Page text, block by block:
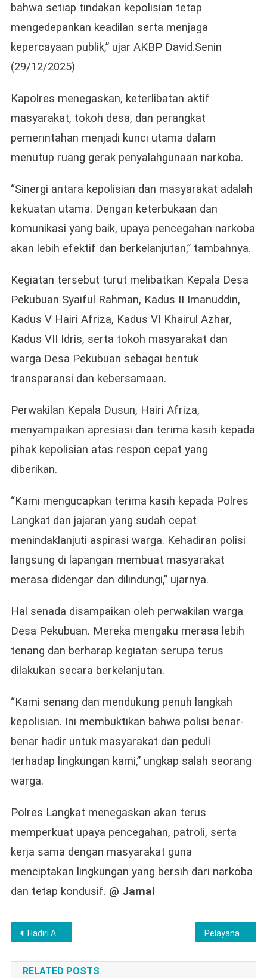
bahwa setiap tindakan kepolisian tetap
mengedepankan keadilan serta menjaga
kepercayaan publik,” ujar AKBP David.Senin
(29/12/2025)
Kapolres menegaskan, keterlibatan aktif
masyarakat, tokoh desa, dan perangkat
pemerintahan menjadi kunci utama dalam
menutup ruang gerak penyalahgunaan narkoba.
“Sinergi antara kepolisian dan masyarakat adalah
kekuatan utama. Dengan keterbukaan dan
komunikasi yang baik, upaya pencegahan narkoba
akan lebih efektif dan berkelanjutan,” tambahnya.
Kegiatan tersebut turut melibatkan Kepala Desa
Pekubuan Syaiful Rahman, Kadus II Imanuddin,
Kadus V Hairi Afriza, Kadus VI Khairul Azhar,
Kadus VII Idris, serta tokoh masyarakat dan
warga Desa Pekubuan sebagai bentuk
transparansi dan kebersamaan.
Perwakilan Kepala Dusun, Hairi Afriza,
menyampaikan apresiasi dan terima kasih kepada
pihak kepolisian atas respon cepat yang
diberikan.
“Kami mengucapkan terima kasih kepada Polres
Langkat dan jajaran yang sudah cepat
menindaklanjuti aspirasi warga. Kehadiran polisi
langsung di lapangan membuat masyarakat
merasa didengar dan dilindungi,” ujarnya.
Hal senada disampaikan oleh perwakilan warga
Desa Pekubuan. Mereka mengaku merasa lebih
tenang dan berharap kegiatan serupa terus
dilakukan secara berkelanjutan.
“Kami senang dan mendukung penuh langkah
kepolisian. Ini membuktikan bahwa polisi benar-
benar hadir untuk masyarakat dan peduli
terhadap lingkungan kami,” ungkap salah seorang
warga.
Polres Langkat menegaskan akan terus
memperkuat upaya pencegahan, patroli, serta
kerja sama dengan masyarakat guna
menciptakan lingkungan yang bersih dari narkoba
dan tetap kondusif. @ Jamal
Post
navigation
Hadiri Anniversary ke-40 Vihara Aditya Maitreya Wako Lubuklinggau: Perjalanan Yang Panjang dan Patut Disyukuri Pelayanan Humanis Polri, Sidokkes Polres Musi Rawas Berikan Layanan Kesehatan Gratis Saat Natal Oikumene
RELATED POSTS